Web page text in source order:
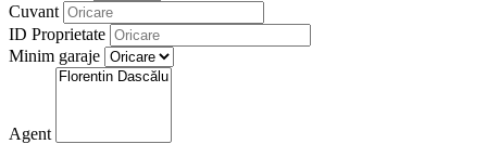
Cuvant
ID Proprietate
Minim garaje
Agent